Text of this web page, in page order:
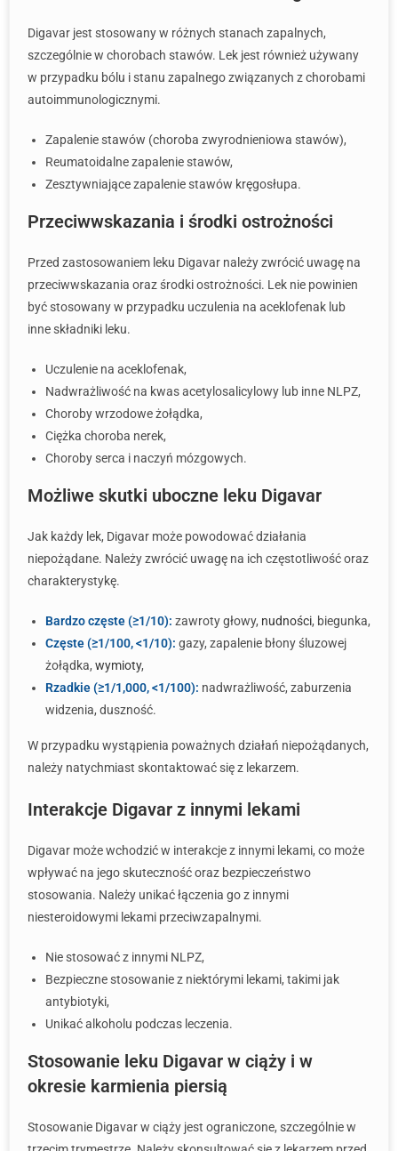
Digavar jest stosowany w różnych stanach zapalnych,
szczególnie w chorobach stawów. Lek jest również używany
w przypadku bólu i stanu zapalnego związanych z chorobami
autoimmunologicznymi.
Zapalenie stawów (choroba zwyrodnieniowa stawów),
Reumatoidalne zapalenie stawów,
Zesztywniające zapalenie stawów kręgosłupa.
Przeciwwskazania i środki ostrożności
Przed zastosowaniem leku Digavar należy zwrócić uwagę na
przeciwwskazania oraz środki ostrożności. Lek nie powinien
być stosowany w przypadku uczulenia na aceklofenak lub
inne składniki leku.
Uczulenie na aceklofenak,
Nadwrażliwość na kwas acetylosalicylowy lub inne NLPZ,
Choroby wrzodowe żołądka,
Ciężka choroba nerek,
Choroby serca i naczyń mózgowych.
Możliwe skutki uboczne leku Digavar
Jak każdy lek, Digavar może powodować działania
niepożądane. Należy zwrócić uwagę na ich częstotliwość oraz
charakterystykę.
Bardzo częste (≥1/10): zawroty głowy, nudności, biegunka,
Częste (≥1/100, <1/10): gazy, zapalenie błony śluzowej
żołądka, wymioty,
Rzadkie (≥1/1,000, <1/100): nadwrażliwość, zaburzenia
widzenia, duszność.
W przypadku wystąpienia poważnych działań niepożądanych,
należy natychmiast skontaktować się z lekarzem.
Interakcje Digavar z innymi lekami
Digavar może wchodzić w interakcje z innymi lekami, co może
wpływać na jego skuteczność oraz bezpieczeństwo
stosowania. Należy unikać łączenia go z innymi
niesteroidowymi lekami przeciwzapalnymi.
Nie stosować z innymi NLPZ,
Bezpieczne stosowanie z niektórymi lekami, takimi jak
antybiotyki,
Unikać alkoholu podczas leczenia.
Stosowanie leku Digavar w ciąży i w
okresie karmienia piersią
Stosowanie Digavar w ciąży jest ograniczone, szczególnie w